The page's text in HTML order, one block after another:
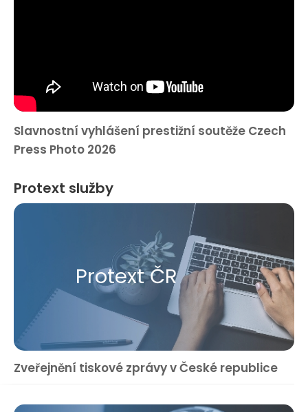
Slavnostní vyhlášení prestižní soutěže Czech
Press Photo 2026
Protext služby
Protext ČR
Zveřejnění tiskové zprávy v České republice